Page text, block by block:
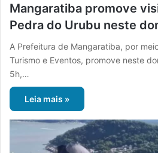
Mangaratiba promove
Pedra do Urubu neste
A Prefeitura de Mangaratiba, por
Turismo e Eventos, promove neste
5h,…
Leia mais »